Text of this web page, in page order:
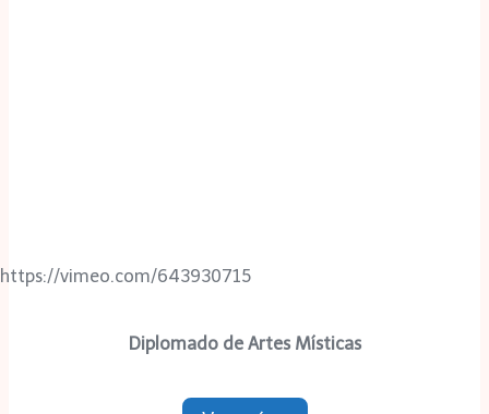
https://vimeo.com/643930715
Diplomado de Artes Místicas